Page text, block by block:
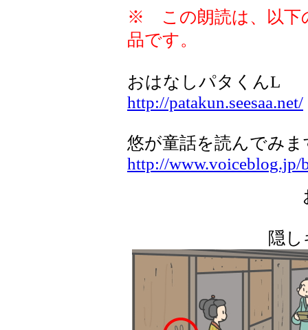
※ この朗読は、以下
品です。
おはなしパタくんL
http://patakun.seesaa.net/
悠が童話を読んでみま
http://www.voiceblog.jp/
隠